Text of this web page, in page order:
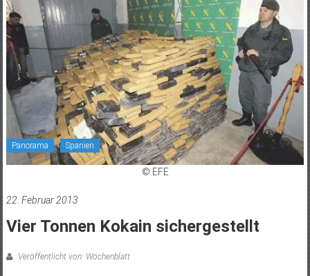
Inseln
Panorama Spanien
© EFE
22. Februar 2013
Vier Tonnen Kokain sichergestellt
Veröffentlicht von: Wochenblatt